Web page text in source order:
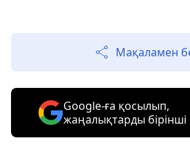
Мақаламен
Google-ға қосылып,
жаңалықтарды